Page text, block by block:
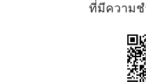
ที่มีความ